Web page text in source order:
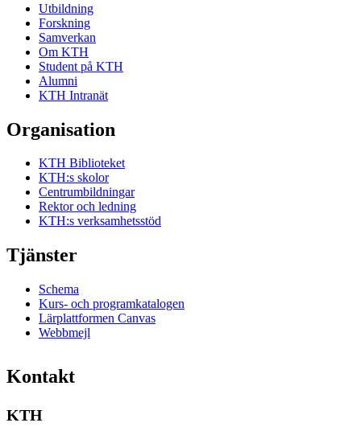
Utbildning
Forskning
Samverkan
Om KTH
Student på KTH
Alumni
KTH Intranät
Organisation
KTH Biblioteket
KTH:s skolor
Centrumbildningar
Rektor och ledning
KTH:s verksamhetsstöd
Tjänster
Schema
Kurs- och programkatalogen
Lärplattformen Canvas
Webbmejl
Kontakt
KTH